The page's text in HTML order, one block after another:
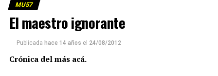
MU57
El maestro ignorante
Publicada hace 14 años el 24/08/2012
Crónica del más acá.